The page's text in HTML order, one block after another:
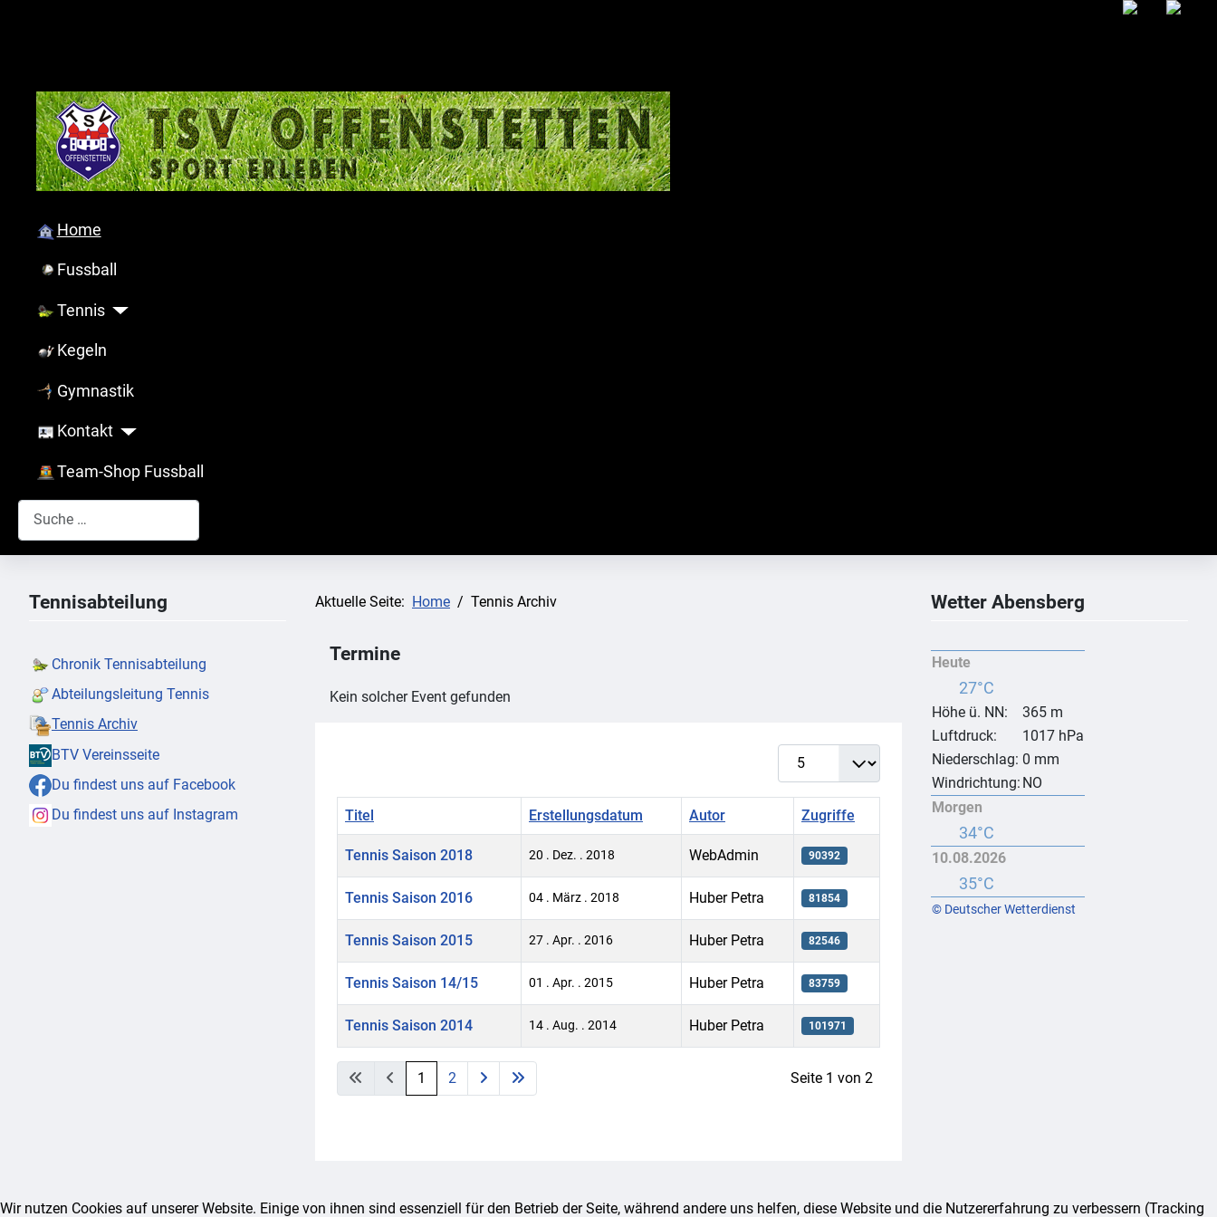
Home
Fussball
Tennis
Kegeln
Gymnastik
Kontakt
Team-Shop Fussball
Suchen
Tennisabteilung
Chronik Tennisabteilung
Abteilungsleitung Tennis
Tennis Archiv
BTV Vereinsseite
Du findest uns auf Facebook
Du findest uns auf Instagram
Aktuelle Seite: Home Tennis Archiv
Termine
Kein solcher Event gefunden
Anzeige #
Beiträge
Titel Erstellungsdatum Autor Zugriffe
Tennis Saison 2018 20 . Dez. . 2018 WebAdmin 90392
Tennis Saison 2016 04 . März . 2018 Huber Petra 81854
Tennis Saison 2015 27 . Apr. . 2016 Huber Petra 82546
Tennis Saison 14/15 01 . Apr. . 2015 Huber Petra 83759
Tennis Saison 2014 14 . Aug. . 2014 Huber Petra 101971
Seite 1 von 2
1 2
Wetter Abensberg
Heute
27°C
Höhe ü. NN:
365 m
Luftdruck:
1017 hPa
Niederschlag: 0 mm
Windrichtung: NO
Morgen
34°C
10.08.2026
35°C
© Deutscher Wetterdienst
Wir nutzen Cookies auf unserer Website. Einige von ihnen sind essenziell für den Betrieb der Seite, während andere uns helfen, diese Website und die Nutzererfahrung zu verbessern (Tracking